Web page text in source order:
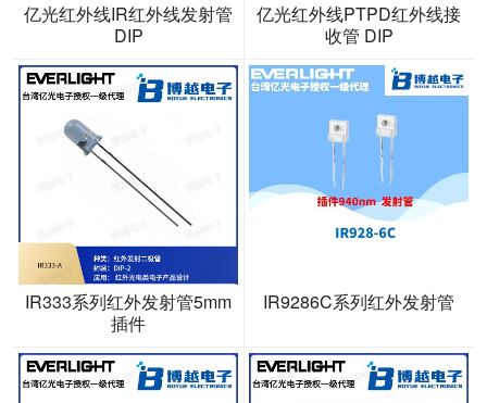
亿光红外线IR红外线发射管
DIP
亿光红外线PTPD红外线接
收管 DIP
IR333系列红外发射管5mm
插件
IR9286C系列红外发射管